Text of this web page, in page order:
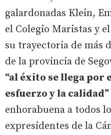
galardonadas Klein,
el Colegio Maristas y
su trayectoria de más
de la provincia de
“al éxito se llega
esfuerzo y la calidad”
enhorabuena a todos
expresidentes de la